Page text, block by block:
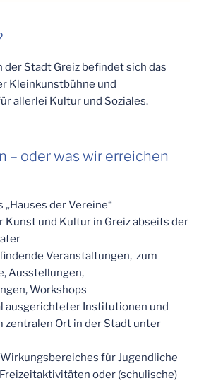
der Stadt Greiz befindet sich das
Kleinkunstbühne und
allerlei Kultur und Soziales.
– oder was wir erreichen
der Vereine“
Kunst und Kultur in Greiz abseits der
Veranstaltungen, zum
Ausstellungen,
Workshops
ausgerichteter Institutionen und
zentralen Ort in der Stadt unter
für Jugendliche
oder (schulische)